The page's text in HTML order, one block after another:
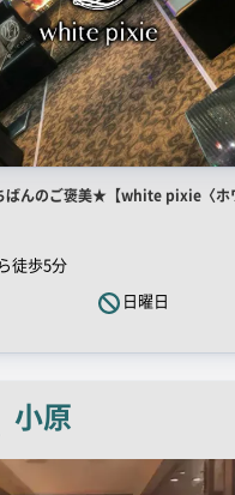
ばんのご褒美★【white pixie〈ホ
徒歩5分
日曜日
小原